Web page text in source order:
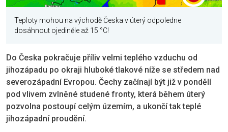
Teploty mohou na východě Česka v úterý odpoledne
dosáhnout ojediněle až 15 °C!
Do Česka pokračuje příliv velmi teplého vzduchu od
jihozápadu po okraji hluboké tlakové níže se středem nad
severozápadní Evropou. Čechy začínají být již v pondělí
pod vlivem zvlněné studené fronty, která během úterý
pozvolna postoupí celým územím, a ukončí tak teplé
jihozápadní proudění.